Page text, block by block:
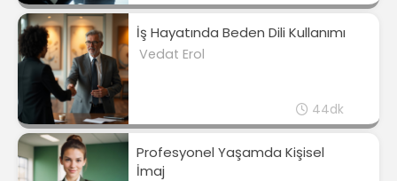
İş Hayatında Beden Dili Kullanımı
Vedat Erol
44dk
Profesyonel Yaşamda Kişisel
İmaj